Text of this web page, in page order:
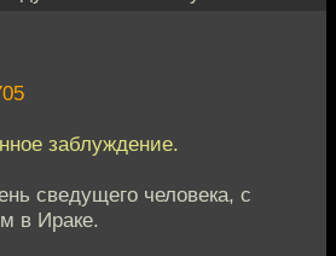
заблуждение.
сведущего человека, с
в Ираке.